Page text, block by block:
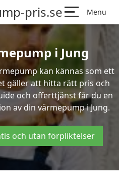
pris.se Menu
i Jung
kan kännas som ett
gäller att hitta rätt pris och
och offerttjänst får du en
av din värmepump i Jung.
och utan förpliktelser